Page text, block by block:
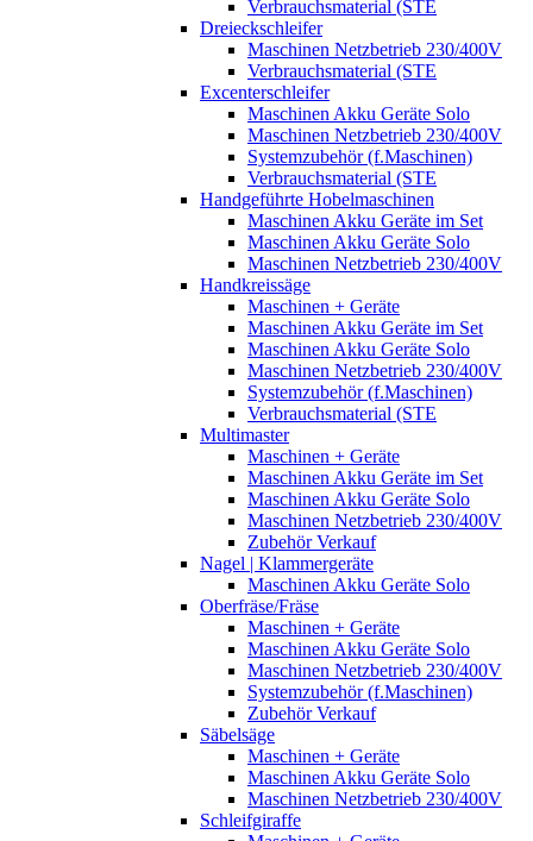
Verbrauchsmaterial (STE
Dreieckschleifer
Maschinen Netzbetrieb 230/400V
Verbrauchsmaterial (STE
Excenterschleifer
Maschinen Akku Geräte Solo
Maschinen Netzbetrieb 230/400V
Systemzubehör (f.Maschinen)
Verbrauchsmaterial (STE
Handgeführte Hobelmaschinen
Maschinen Akku Geräte im Set
Maschinen Akku Geräte Solo
Maschinen Netzbetrieb 230/400V
Handkreissäge
Maschinen + Geräte
Maschinen Akku Geräte im Set
Maschinen Akku Geräte Solo
Maschinen Netzbetrieb 230/400V
Systemzubehör (f.Maschinen)
Verbrauchsmaterial (STE
Multimaster
Maschinen + Geräte
Maschinen Akku Geräte im Set
Maschinen Akku Geräte Solo
Maschinen Netzbetrieb 230/400V
Zubehör Verkauf
Nagel | Klammergeräte
Maschinen Akku Geräte Solo
Oberfräse/Fräse
Maschinen + Geräte
Maschinen Akku Geräte Solo
Maschinen Netzbetrieb 230/400V
Systemzubehör (f.Maschinen)
Zubehör Verkauf
Säbelsäge
Maschinen + Geräte
Maschinen Akku Geräte Solo
Maschinen Netzbetrieb 230/400V
Schleifgiraffe